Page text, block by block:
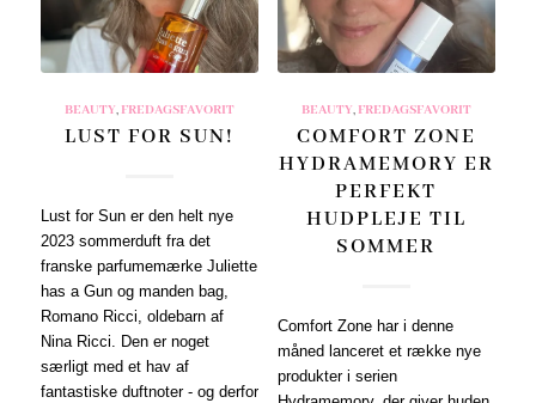
BEAUTY, FREDAGSFAVORIT
LUST FOR SUN!
Lust for Sun er den helt nye
2023 sommerduft fra det
franske parfumemærke Juliette
has a Gun og manden bag,
Romano Ricci, oldebarn af
Nina Ricci. Den er noget
særligt med et hav af
fantastiske duftnoter - og derfor
BEAUTY, FREDAGSFAVORIT
COMFORT ZONE
HYDRAMEMORY ER
PERFEKT
HUDPLEJE TIL
SOMMER
Comfort Zone har i denne
måned lanceret et række nye
produkter i serien